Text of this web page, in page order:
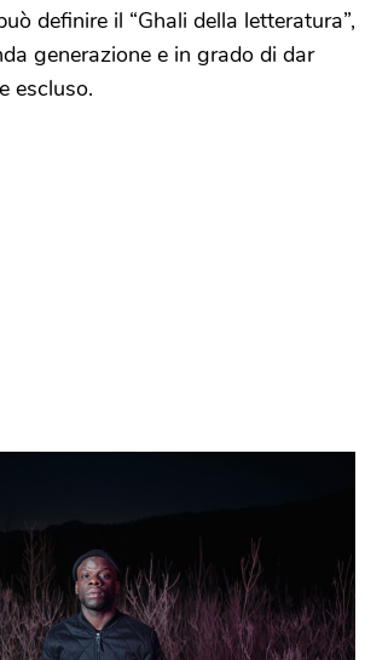
definire il “Ghali della letteratura”,
generazione e in grado di dar
escluso.